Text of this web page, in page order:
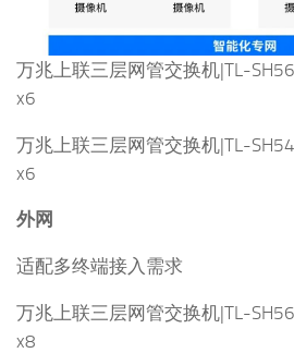
万兆上联三层网管交换机|TL-
x6
万兆上联三层网管交换机|TL-
x6
外网
适配多终端接入需求
万兆上联三层网管交换机|TL-
x8